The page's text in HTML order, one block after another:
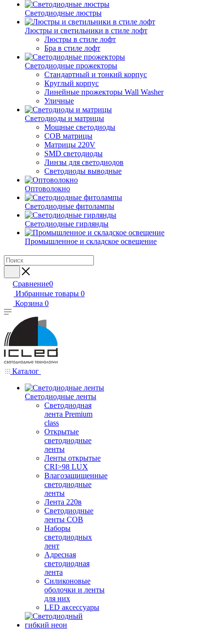
Светодиодные люстры
Люстры и светильники в стиле лофт
Люстры в стиле лофт
Бра в стиле лофт
Светодиодные прожекторы
Стандартный и тонкий корпус
Круглый корпус
Линейные прожекторы Wall Washer
Уличные
Светодиоды и матрицы
Мощные светодиоды
COB матрицы
Матрицы 220V
SMD светодиоды
Линзы для светодиодов
Светодиоды выводные
Оптоволокно
Светодиодные фитолампы
Светодиодные гирлянды
Промышленное и складское освещение
Сравнение0
Избранные товары 0
Корзина 0
Каталог
Светодиодные ленты
Светодиодная
лента Premium
class
Открытые
светодиодные
ленты
Ленты открытые
CRI>98 LUX
Влагозащищенные
светодиодные
ленты
Лента 220в
Светодиодные
ленты COB
Наборы
светодиодных
лент
Адресная
светодиодная
лента
Силиконовые
оболочки и ленты
для них
LED аксессуары